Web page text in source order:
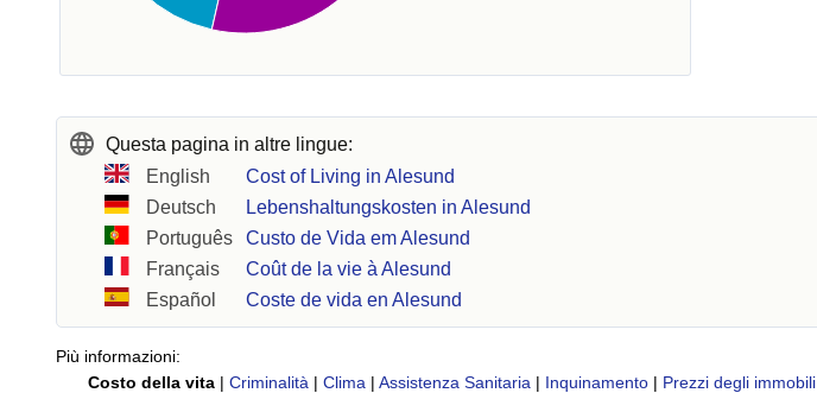
Questa pagina in altre lingue:
English
Cost of Living in Alesund
Deutsch
Lebenshaltungskosten in Alesund
Português
Custo de Vida em Alesund
Français
Coût de la vie à Alesund
Español
Coste de vida en Alesund
Più informazioni:
Costo della vita | Criminalità | Clima | Assistenza Sanitaria | Inquinamento | Prezzi degli immobili